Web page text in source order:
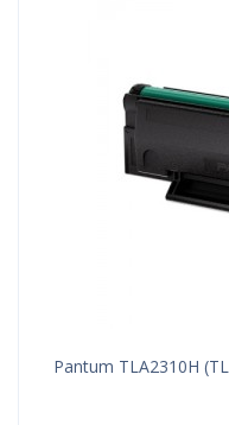
Pantum TLA2310H